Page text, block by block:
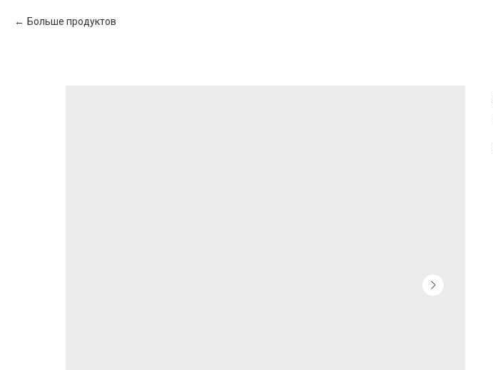
Больше продуктов